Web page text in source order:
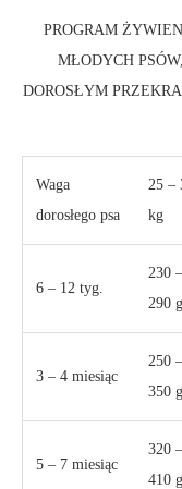
PROGRAM
MŁODYCH
DOROSŁYM
Waga
dorosłego psa
25 –
kg
6 – 12 tyg.
230 –
290 g
3 – 4 miesiąc
250 –
350 g
5 – 7 miesiąc
320 –
410 g